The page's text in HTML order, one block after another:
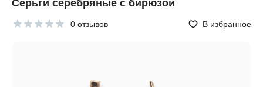
Серьги серебряные с бирюзой
0 отзывов В избранное